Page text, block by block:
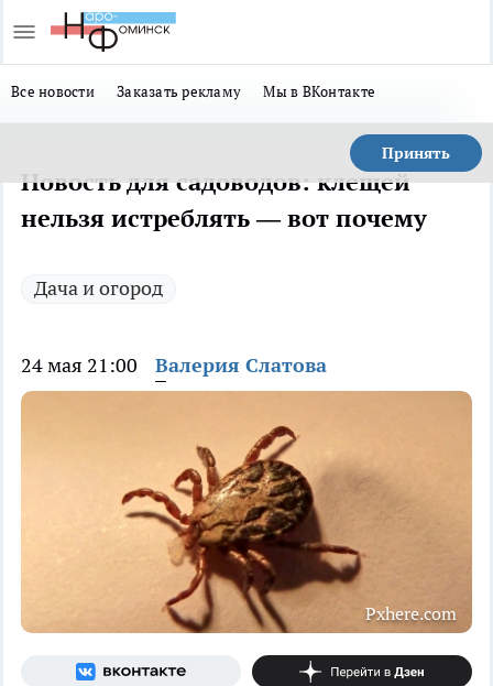
Все новости Заказать рекламу Мы в ВКонтакте
Принять
Новость для садоводов: клещей
нельзя истреблять — вот почему
Дача и огород
24 мая 21:00 Валерия Слатова
Pxhere.com